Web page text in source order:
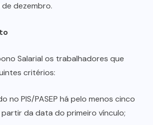
dezembro.
Salarial os trabalhadores que
critérios:
no PIS/PASEP há pelo menos cinco
da data do primeiro vínculo;